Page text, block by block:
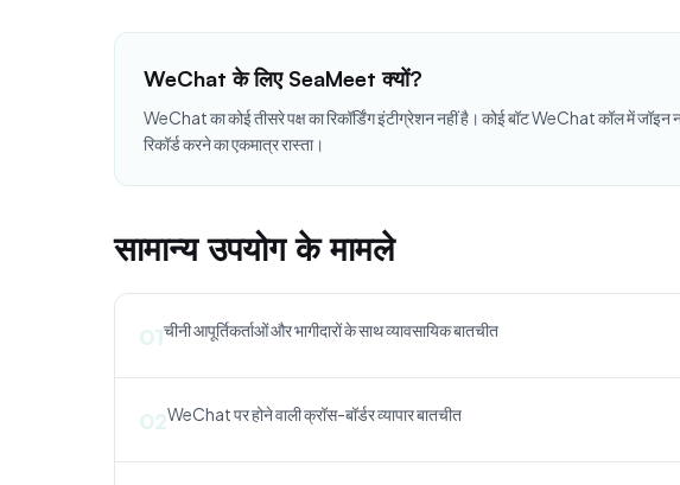
WeChat के लिए SeaMeet क्यों?
WeChat का कोई तीसरे पक्ष का रिकॉर्डिंग इंटीग्रेशन नहीं है। कोई बॉट WeChat कॉल में
रिकॉर्ड करने का एकमात्र रास्ता।
सामान्य उपयोग के मामले
01चीनी आपूर्तिकर्ताओं और भागीदारों के साथ व्यावसायिक बातचीत
02WeChat पर होने वाली क्रॉस-बॉर्डर व्यापार बातचीत